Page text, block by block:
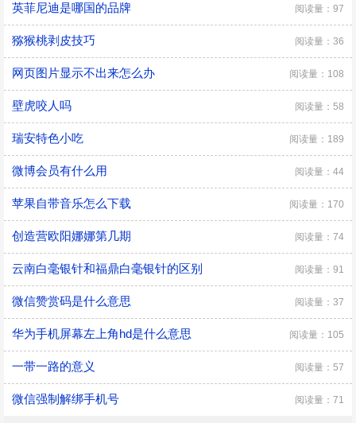
英菲尼迪是哪国的品牌 阅读量：97
猕猴桃剥皮技巧 阅读量：36
网页图片显示不出来怎么办 阅读量：108
壁虎咬人吗 阅读量：58
瑞安特色小吃 阅读量：189
微博会员有什么用 阅读量：44
苹果自带音乐怎么下载 阅读量：170
创造营欧阳娜娜第几期 阅读量：74
云南白毫银针和福鼎白毫银针的区别 阅读量：91
微信赞赏码是什么意思 阅读量：37
华为手机屏幕左上角hd是什么意思 阅读量：105
一带一路的意义 阅读量：57
微信强制解绑手机号 阅读量：71